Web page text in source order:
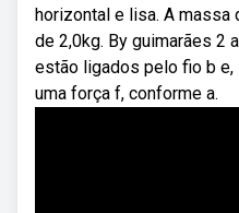
horizontal e lisa. A massa
de 2,0kg. By guimarães 2
estão ligados pelo fio b e,
uma força f, conforme a.